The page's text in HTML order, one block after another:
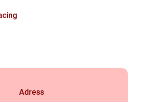
Adress